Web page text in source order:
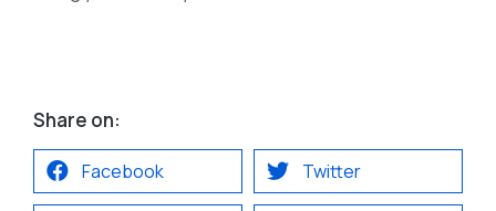
Share on:
Facebook Twitter